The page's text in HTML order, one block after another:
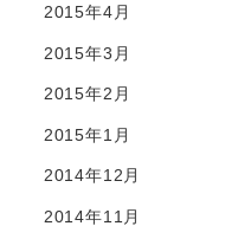
2015年4月
2015年3月
2015年2月
2015年1月
2014年12月
2014年11月